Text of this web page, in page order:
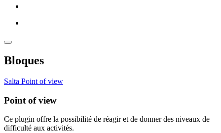
Bloques
Salta Point of view
Point of view
Ce plugin offre la possibilité de réagir et de donner des niveaux de
difficulté aux activités.